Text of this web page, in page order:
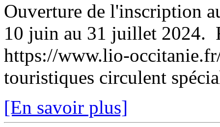
Ouverture de l'inscription
10 juin au 31 juillet 2024.
https://www.lio-
touristiques circulent
[En savoir plus]